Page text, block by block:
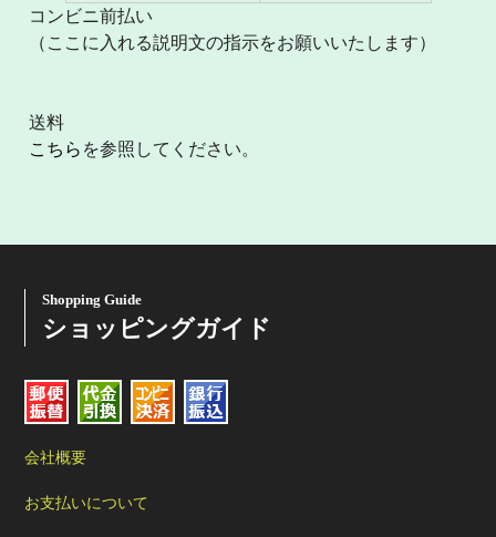
コンビニ前払い
（ここに入れる説明文の指示をお願いいたします）
送料
こちら を参照してください。
Shopping Guide
ショッピングガイド
会社概要
お支払いについて